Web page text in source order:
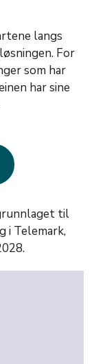
langs
For
som har
har sine
til
i Telemark,